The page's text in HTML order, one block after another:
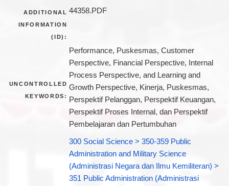
ADDITIONAL
INFORMATION
(ID):
44358.PDF
UNCONTROLLED
KEYWORDS:
Performance, Puskesmas, Customer
Perspective, Financial Perspective, Internal
Process Perspective, and Learning and
Growth Perspective, Kinerja, Puskesmas,
Perspektif Pelanggan, Perspektif Keuangan,
Perspektif Proses Internal, dan Perspektif
Pembelajaran dan Pertumbuhan
300 Social Science > 350-359 Public
Administration and Military Science
(Administrasi Negara dan Ilmu Kemiliteran) >
351 Public Administration (Administrasi